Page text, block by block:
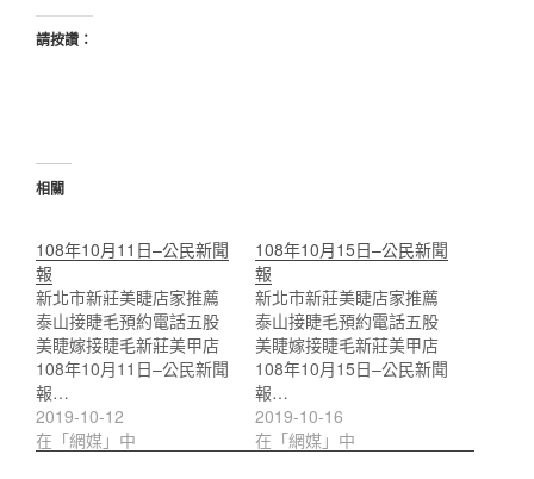
請按讚：
相關
108年10月11日–公民新聞
報
新北市新莊美睫店家推薦
泰山接睫毛預約電話五股
美睫嫁接睫毛新莊美甲店
108年10月11日–公民新聞
報…
2019-10-12
在「網媒」中
108年10月15日–公民新聞
報
新北市新莊美睫店家推薦
泰山接睫毛預約電話五股
美睫嫁接睫毛新莊美甲店
108年10月15日–公民新聞
報…
2019-10-16
在「網媒」中